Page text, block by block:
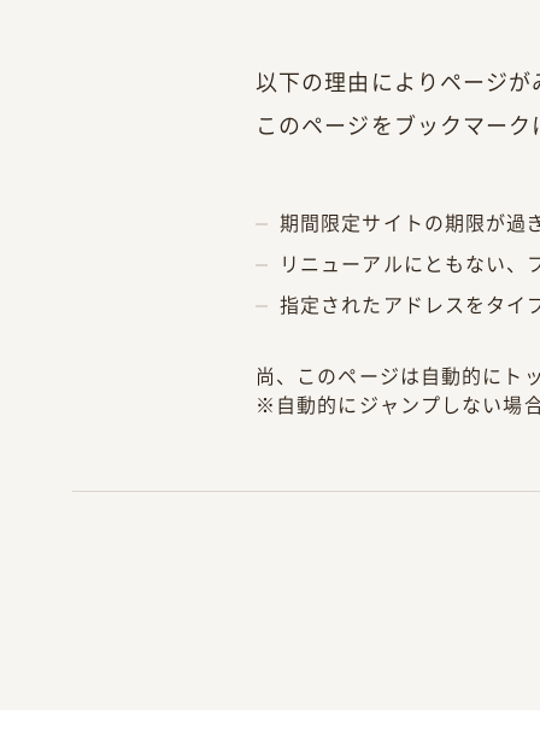
以下の理由によりページ
このページをブックマー
期間限定サイトの期限が過
リニューアルにともない
指定されたアドレスをタイ
尚、このページは自動的にト
※自動的にジャンプしない場